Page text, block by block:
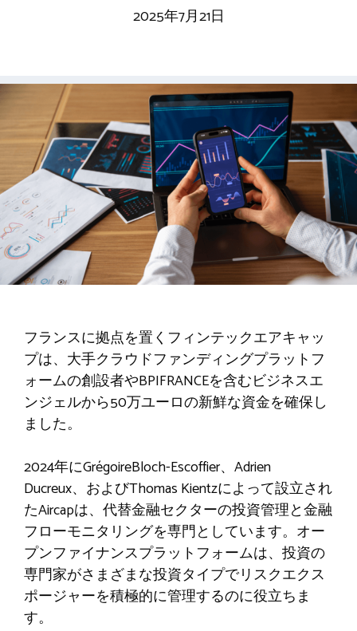
2025年7月21日
フランスに拠点を置くフィンテックエアキャッ
プは、大手クラウドファンディングプラットフ
ォームの創設者やBPIFRANCEを含むビジネスエ
ンジェルから50万ユーロの新鮮な資金を確保し
ました。
2024年にGrégoireBloch-Escoffier、Adrien
Ducreux、およびThomas Kientzによって設立され
たAircapは、代替金融セクターの投資管理と金融
フローモニタリングを専門としています。オー
プンファイナンスプラットフォームは、投資の
専門家がさまざまな投資タイプでリスクエクス
ポージャーを積極的に管理するのに役立ちま
す。